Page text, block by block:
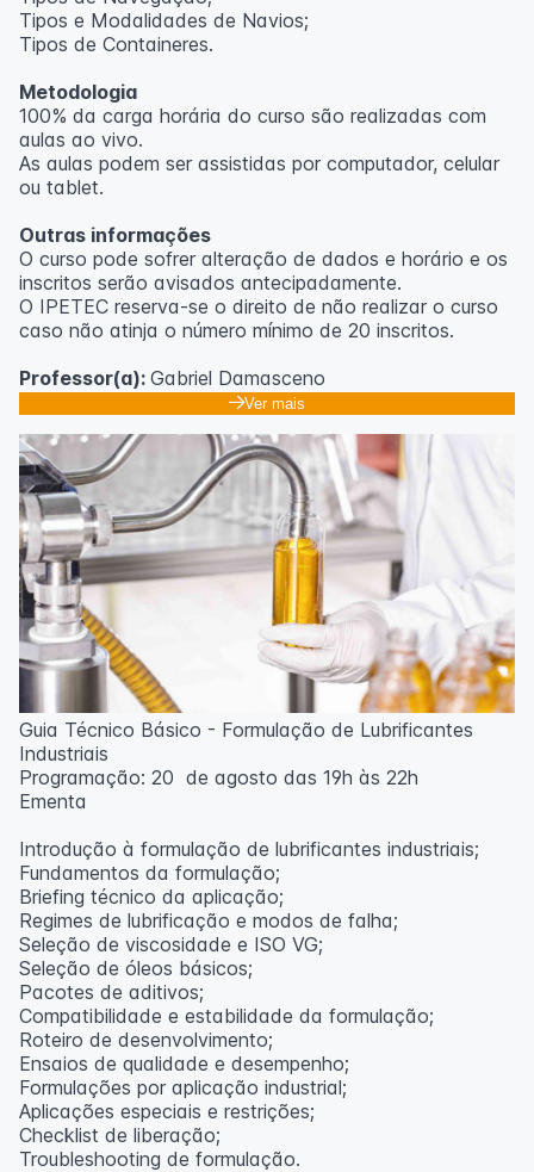
Outras informações
inscritos serão avisados ​​antecipadamente.
O IPETEC reserva-se o direito de não realizar o curso
caso não atinja o número mínimo de 20 inscritos.
Professora:
Tipos e Modalidades de Navios;
Tipos de Containeres.
Metodologia
100% da carga horária do curso são realizadas com
aulas ao vivo.
As aulas podem ser assistidas por computador, celular
ou tablet.
Outras informações
O curso pode sofrer alteração de dados e horário e os
inscritos serão avisados ​​antecipadamente.
O IPETEC reserva-se o direito de não realizar o curso
caso não atinja o número mínimo de 20 inscritos.
Professor(a): Gabriel Damasceno
Ver mais
Guia Técnico Básico - Formulação de Lubrificantes
Industriais
Programação: 20 de agosto das 19h às 22h
Ementa
Introdução à formulação de lubrificantes industriais;
Fundamentos da formulação;
Briefing técnico da aplicação;
Regimes de lubrificação e modos de falha;
Seleção de viscosidade e ISO VG;
Seleção de óleos básicos;
Pacotes de aditivos;
Compatibilidade e estabilidade da formulação;
Roteiro de desenvolvimento;
Ensaios de qualidade e desempenho;
Formulações por aplicação industrial;
Aplicações especiais e restrições;
Checklist de liberação;
Troubleshooting de formulação.